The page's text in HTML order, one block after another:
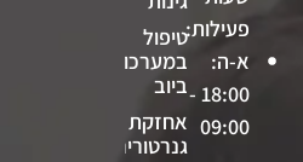
פעילות:
א-ה:
18:00 -
09:00
טיפול
במערכות
ביוב
אחזקת
גנרטורים